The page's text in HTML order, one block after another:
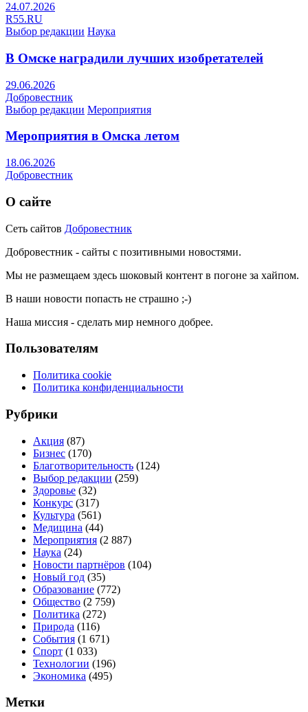
24.07.2026
R55.RU
Выбор редакции Наука
В Омске наградили лучших изобретателей
29.06.2026
Добровестник
Выбор редакции Мероприятия
Мероприятия в Омска летом
18.06.2026
Добровестник
О сайте
Сеть сайтов Добровестник
Добровестник - сайты с позитивными новостями.
Мы не размещаем здесь шоковый контент в погоне за хайпом.
В наши новости попасть не страшно ;-)
Наша миссия - сделать мир немного добрее.
Пользователям
Политика cookie
Политика конфиденциальности
Рубрики
Акция (87)
Бизнес (170)
Благотворительность (124)
Выбор редакции (259)
Здоровье (32)
Конкурс (317)
Культура (561)
Медицина (44)
Мероприятия (2 887)
Наука (24)
Новости партнёров (104)
Новый год (35)
Образование (772)
Общество (2 759)
Политика (272)
Природа (116)
События (1 671)
Спорт (1 033)
Технологии (196)
Экономика (495)
Метки